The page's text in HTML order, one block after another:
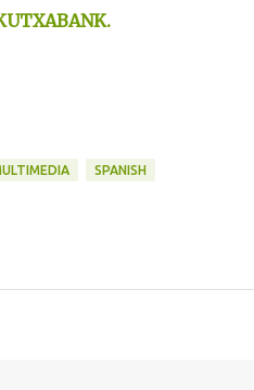
SPANISH